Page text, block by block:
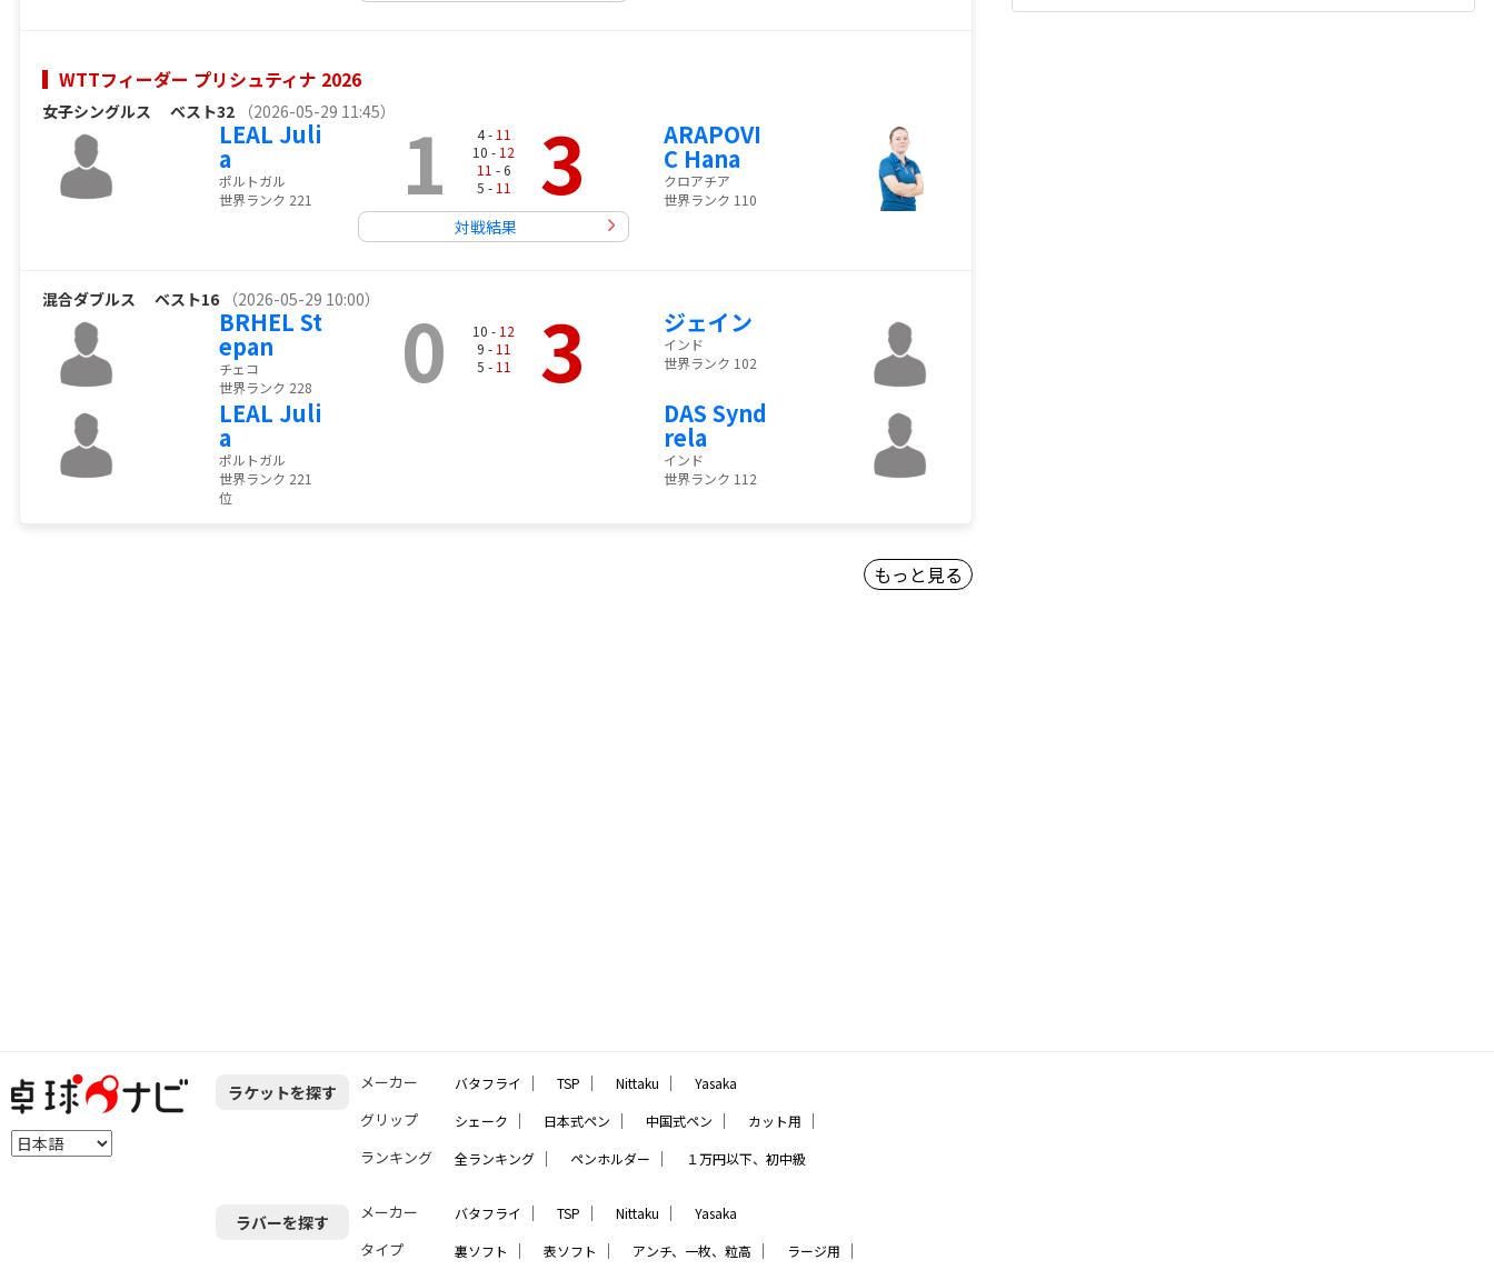
WTTフィーダー プリシュティナ 2026
女子シングルス ベスト32 （2026-05-29 11:45）
LEAL Juli
a
ポルトガル
世界ランク 221
1 4 - 11
10 - 12
11 - 6
5 - 11 3
対戦結果
ARAPOVI
C Hana
クロアチア
世界ランク 110
混合ダブルス ベスト16 （2026-05-29 10:00）
BRHEL St
epan
チェコ
世界ランク 228
LEAL Juli
a
ポルトガル
世界ランク 221
位
0 10 - 12
9 - 11
5 - 11 3 ジェイン
インド
世界ランク 102
DAS Synd
rela
インド
世界ランク 112
もっと見る
ラケットを探す メーカー バタフライ ｜ TSP ｜ Nittaku ｜ Yasaka
グリップ シェーク ｜ 日本式ペン ｜ 中国式ペン ｜ カット用 ｜
ランキング 全ランキング ｜ ペンホルダー ｜ １万円以下、初中級
ラバーを探す メーカー バタフライ ｜ TSP ｜ Nittaku ｜ Yasaka
タイプ 裏ソフト ｜ 表ソフト ｜ アンチ、一枚、粒高 ｜ ラージ用 ｜